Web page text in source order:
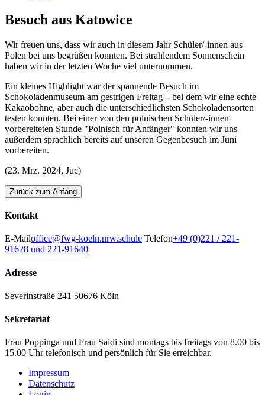
Besuch aus Katowice
Wir freuen uns, dass wir auch in diesem Jahr Schüler/-innen aus
Polen bei uns begrüßen konnten. Bei strahlendem Sonnenschein
haben wir in der letzten Woche viel unternommen.
Ein kleines Highlight war der spannende Besuch im
Schokoladenmuseum am gestrigen Freitag–bei dem wir eine echte
Kakaobohne, aber auch die unterschiedlichsten Schokoladensorten
testen konnten. Bei einer von den polnischen Schüler/-innen
vorbereiteten Stunde "Polnisch für Anfänger" konnten wir uns
außerdem sprachlich bereits auf unseren Gegenbesuch im Juni
vorbereiten.
(23. Mrz. 2024, Juc)
Zurück zum Anfang
Kontakt
E-Mailoffice@fwg-koeln.nrw.schule Telefon+49 (0)221 / 221-
91628 und 221-91640
Adresse
Severinstraße 241 50676 Köln
Sekretariat
Frau Poppinga und Frau Saidi sind montags bis freitags von 8.00 bis
15.00 Uhr telefonisch und persönlich für Sie erreichbar.
Impressum
Datenschutz